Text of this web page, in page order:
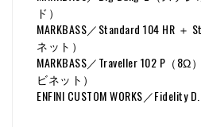
ド）
MARKBASS／Standard 104 HR ＋
ネット）
MARKBASS／Traveller 102 P（
ビネット）
ENFINI CUSTOM WORKS／Fidelity